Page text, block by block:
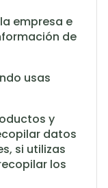
empresa e
de
usas
y
datos
si utilizas
los